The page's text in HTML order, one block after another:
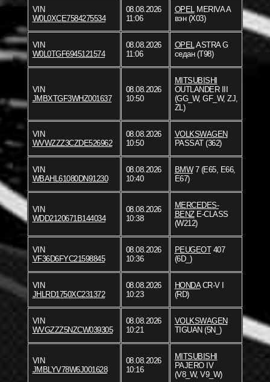
VIN
W0L0XCE7584275534
08.08.2026
11:06
OPELMERIVA A
вэн (X03)
VIN
W0L0TGF6945121574
08.08.2026
11:06
OPELASTRA G
седан (T98)
VIN
JMBXTGF3WHZ001637
08.08.2026
10:50
MITSUBISHI
OUTLANDER III
(GG_W, GF_W, ZJ,
ZL)
VIN
WVWZZZ3CZDE526962
08.08.2026
10:50
VOLKSWAGEN
PASSAT (362)
VIN
WBAHL61080DN91230
08.08.2026
10:40
BMW7 (E65, E66,
E67)
VIN
WDD2120671B144034
08.08.2026
10:38
MERCEDES-
BENZE-CLASS
(W212)
VIN
VF36D6FYC21598845
08.08.2026
10:36
PEUGEOT407
(6D_)
VIN
JHLRD1750XC231372
08.08.2026
10:23
HONDACR-V I
(RD)
VIN
WVGZZZ5NZCW039305
08.08.2026
10:21
VOLKSWAGEN
TIGUAN (5N_)
VIN
JMBLYV78W6J001628
08.08.2026
10:16
MITSUBISHI
PAJERO IV
(V8_W, V9_W)